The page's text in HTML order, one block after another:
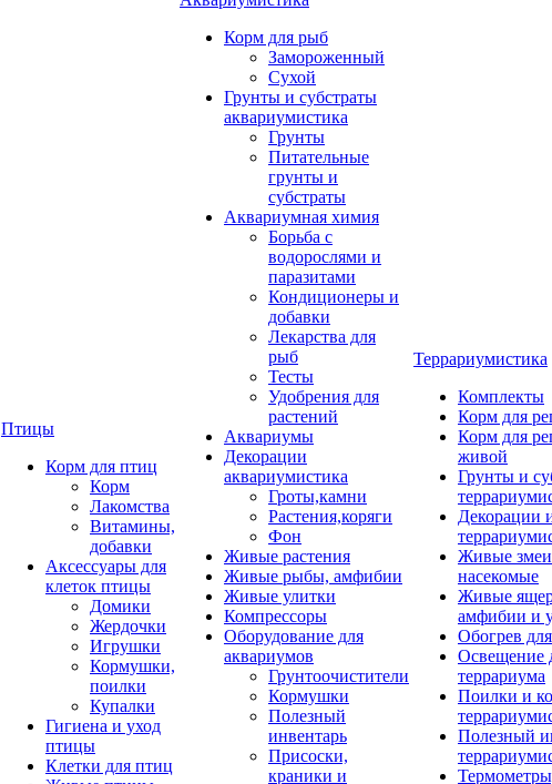
Птицы
Корм для птиц
Корм
Лакомства
Витамины,
добавки
Аксессуары для
клеток птицы
Домики
Жердочки
Игрушки
Кормушки,
поилки
Купалки
Гигиена и уход
птицы
Клетки для птиц
Корм для рыб
Замороженный
Сухой
Грунты и субстраты
аквариумистика
Грунты
Питательные
грунты и
субстраты
Аквариумная химия
Борьба с
водорослями и
паразитами
Кондиционеры и
добавки
Лекарства для
рыб
Тесты
Удобрения для
растений
Аквариумы
Декорации
аквариумистика
Гроты,камни
Растения,коряги
Фон
Живые растения
Живые рыбы, амфибии
Живые улитки
Компрессоры
Оборудование для
аквариумов
Грунтоочистители
Кормушки
Полезный
инвентарь
Присоски,
краники и
Террариумистика
Комплекты
Корм для
Корм для
живой
Грунты и
Декорации
Живые
насекомые
Живые
амфибии и
Обогрев
Освещение
террариума
Поилки и
Полезный